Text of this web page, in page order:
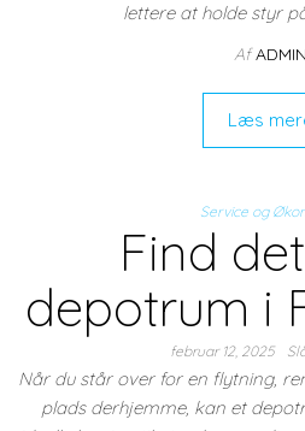
lettere at holde styr
Af ADMIN
Læs
Service og
Find
depotrum i
februar 12, 2025
Når du står over for en flytning,
plads derhjemme, kan et